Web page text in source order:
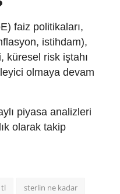
faiz politikaları,
istihdam),
küresel risk iştahı
olmaya devam
piyasa analizleri
olarak takip
sterlin ne kadar